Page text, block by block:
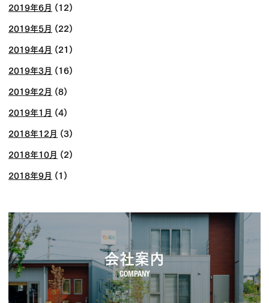
2019年6月 (12)
2019年5月 (22)
2019年4月 (21)
2019年3月 (16)
2019年2月 (8)
2019年1月 (4)
2018年12月 (3)
2018年10月 (2)
2018年9月 (1)
会社案内